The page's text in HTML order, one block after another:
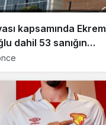
kapsamında Ekrem
dahil 53 sanığın
devam kararı